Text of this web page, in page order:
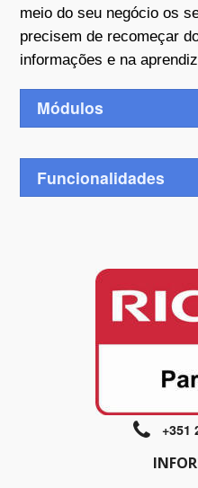
meio do seu negócio os
precisem de recomeçar
informações e na
Módulos
Funcionalidades
+351